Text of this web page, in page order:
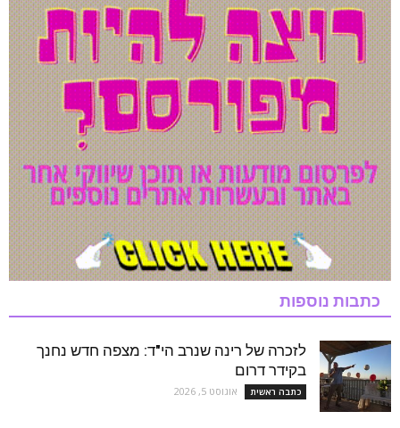
כתבות נוספות
לזכרה של רינה שנרב הי"ד: מצפה חדש נחנך
בקידר דרום
כתבה ראשית אוגוסט 5, 2026